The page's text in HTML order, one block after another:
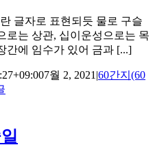
글자로 표현되듯 물로 구슬
로는 상관, 십이운성으로는 목
간에 임수가 있어 금과 [...]
7월 2, 2021 |60간지(60